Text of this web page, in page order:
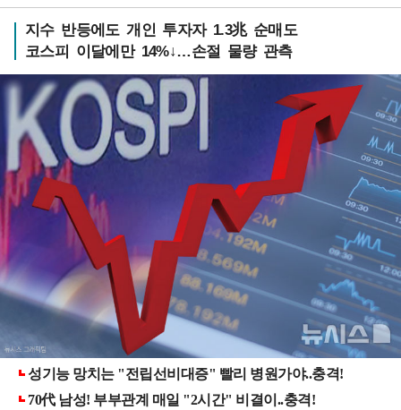
지수 반등에도 개인 투자자 1.3兆 순매도
코스피 이달에만 14%↓…손절 물량 관측